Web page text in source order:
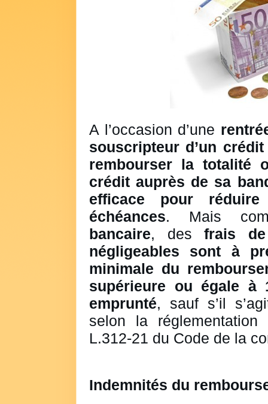
A l’occasion d’une
souscripteur d’un
rembourser la totalité
crédit auprès de sa
efficace pour
échéances. Mais
bancaire, desfrais de
négligeables sont à
minimale du
supérieure ou égale à
emprunté, sauf s’il
selon la
L.312-21 du Code de la
Indemnités du